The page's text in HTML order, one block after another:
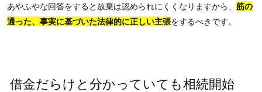
あやふやな回答をすると放棄は認められにくくなりますから、 筋の
通った、事実に基づいた法律的に正しい主張をするべきです。
借金だらけと分かっていても相続開始